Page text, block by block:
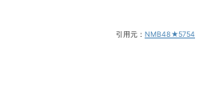
引用元： NMB48★5754